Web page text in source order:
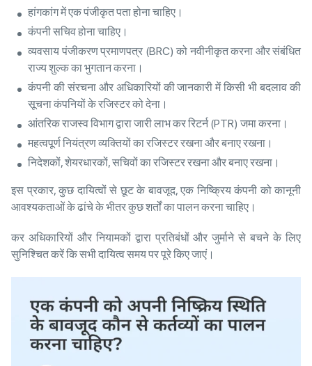
हांगकांग में एक पंजीकृत पता होना चाहिए।
कंपनी सचिव होना चाहिए।
व्यवसाय पंजीकरण प्रमाणपत्र (BRC) को नवीनीकृत करना और संबंधित
राज्य शुल्क का भुगतान करना।
कंपनी की संरचना और अधिकारियों की जानकारी में किसी भी बदलाव की
सूचना कंपनियों के रजिस्टर को देना।
आंतरिक राजस्व विभाग द्वारा जारी लाभ कर रिटर्न (PTR) जमा करना।
महत्वपूर्ण नियंत्रण व्यक्तियों का रजिस्टर रखना और बनाए रखना।
निदेशकों, शेयरधारकों, सचिवों का रजिस्टर रखना और बनाए रखना।
इस प्रकार, कुछ दायित्वों से छूट के बावजूद, एक निष्क्रिय कंपनी को कानूनी
आवश्यकताओं के ढांचे के भीतर कुछ शर्तों का पालन करना चाहिए।
कर अधिकारियों और नियामकों द्वारा प्रतिबंधों और जुर्माने से बचने के लिए
सुनिश्चित करें कि सभी दायित्व समय पर पूरे किए जाएं।